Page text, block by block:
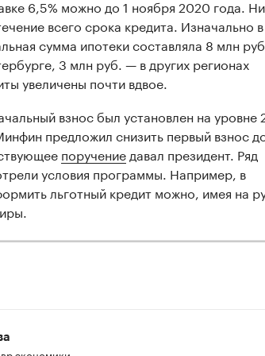
6,5% можно до 1 ноября 2020 года.
всего срока кредита. Изначально в
сумма ипотеки составляла 8 млн
3 млн руб. — в других регионах
увеличены почти вдвое.
взнос был установлен на уровне
предложил снизить первый взнос
поручение давал президент. Ряд
условия программы. Например, в
льготный кредит можно, имея на